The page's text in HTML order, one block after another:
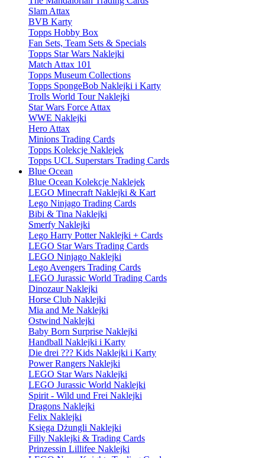
Slam Attax
BVB Karty
Topps Hobby Box
Fan Sets, Team Sets & Specials
Topps Star Wars Naklejki
Match Attax 101
Topps Museum Collections
Topps SpongeBob Naklejki i Karty
Trolls World Tour Naklejki
Star Wars Force Attax
WWE Naklejki
Hero Attax
Minions Trading Cards
Topps Kolekcje Naklejek
Topps UCL Superstars Trading Cards
Blue Ocean
Blue Ocean Kolekcje Naklejek
LEGO Minecraft Naklejki & Kart
Lego Ninjago Trading Cards
Bibi & Tina Naklejki
Smerfy Naklejki
Lego Harry Potter Naklejki + Cards
LEGO Star Wars Trading Cards
LEGO Ninjago Naklejki
Lego Avengers Trading Cards
LEGO Jurassic World Trading Cards
Dinozaur Naklejki
Horse Club Naklejki
Mia and Me Naklejki
Ostwind Naklejki
Baby Born Surprise Naklejki
Handball Naklejki i Karty
Die drei ??? Kids Naklejki i Karty
Power Rangers Naklejki
LEGO Star Wars Naklejki
LEGO Jurassic World Naklejki
Spirit - Wild und Frei Naklejki
Dragons Naklejki
Felix Naklejki
Księga Dżungli Naklejki
Filly Naklejki & Trading Cards
Prinzessin Lillifee Naklejki